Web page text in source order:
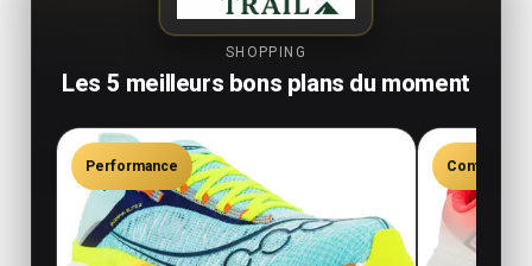
SHOPPING
Les 5 meilleurs bons plans du moment
Performance Confort